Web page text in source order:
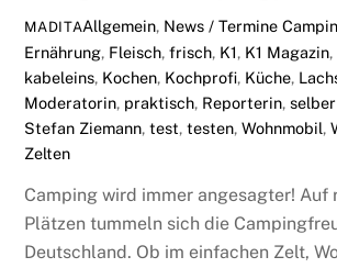
MADITAAllgemein, News / Termine
Ernährung, Fleisch,frisch, K1, K1 Magazin,
kabeleins, Kochen, Kochprofi, Küche,
Moderatorin, praktisch, Reporterin,
Stefan Ziemann,test,testen,Wohnmobil,
Zelten
Camping wird immer angesagter! Auf
Plätzen tummeln sich die
Deutschland. Ob im einfachen Zelt,